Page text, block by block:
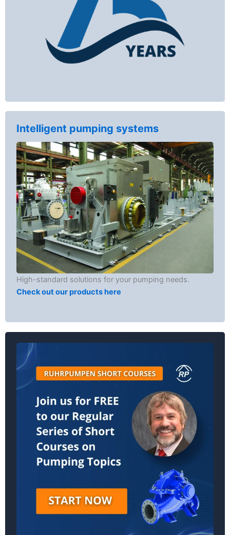
Intelligent pumping systems
High-standard solutions for your pumping needs.
Check out our products here